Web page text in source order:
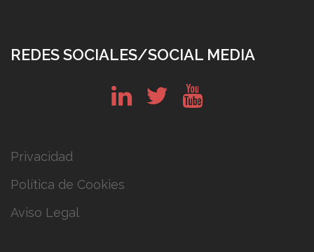
REDES SOCIALES/SOCIAL MEDIA
Privacidad
Política de Cookies
Aviso Legal